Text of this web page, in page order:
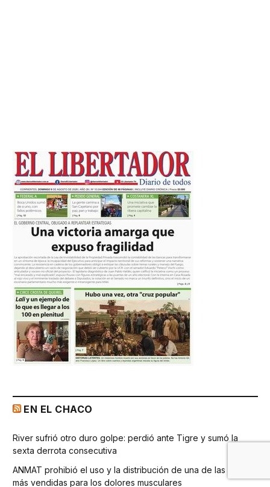
EN EL CHACO
River sufrió otro duro golpe: perdió ante Tigre y sumó la
sexta derrota consecutiva
ANMAT prohibió el uso y la distribución de una de las cremas
más vendidas para los dolores musculares